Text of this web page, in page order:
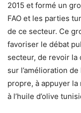
2015 et formé un
FAO et les parties
de ce secteur. Ce
favoriser le débat
secteur, de revoir la
sur l’amélioration
propre, à appuyer
à l’huile d’olive